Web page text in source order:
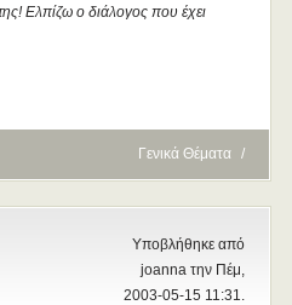
Ελπίζω ο διάλογος που έχει
Γενικά Θέματα /
Υποβλήθηκε από
joanna την Πέμ,
2003-05-15 11:31.